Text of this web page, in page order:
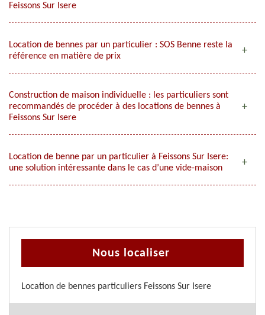
Feissons Sur Isere
Location de bennes par un particulier : SOS Benne reste la
référence en matière de prix
Construction de maison individuelle : les particuliers sont
recommandés de procéder à des locations de bennes à
Feissons Sur Isere
Location de benne par un particulier à Feissons Sur Isere:
une solution intéressante dans le cas d’une vide-maison
Nous localiser
Location de bennes particuliers Feissons Sur Isere